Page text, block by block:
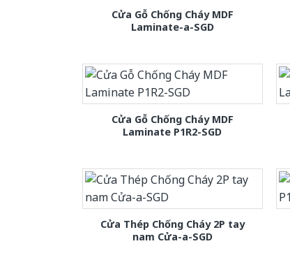
Cửa Gỗ Chống Cháy MDF
Laminate-a-SGD
Cửa Gỗ Chống Cháy MDF
Laminate P1R2-SGD
Cửa Thép Chống Cháy 2P tay
nam Cửa-a-SGD